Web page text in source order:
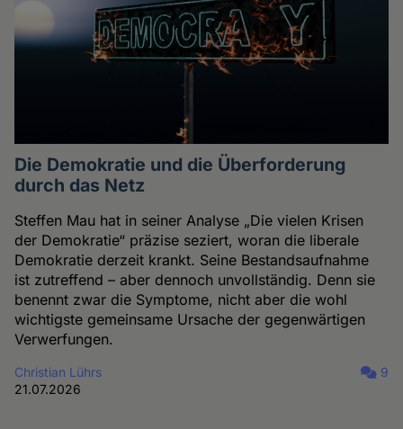
Die Demokratie und die Überforderung
durch das Netz
Steffen Mau hat in seiner Analyse „Die vielen Krisen
der Demokratie“ präzise seziert, woran die liberale
Demokratie derzeit krankt. Seine Bestandsaufnahme
ist zutreffend – aber dennoch unvollständig. Denn sie
benennt zwar die Symptome, nicht aber die wohl
wichtigste gemeinsame Ursache der gegenwärtigen
Verwerfungen.
Christian Lührs
21.07.2026
9